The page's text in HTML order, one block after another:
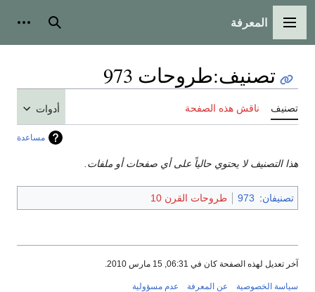
القائمة الرئيسية
المعرفة بحث
تصنيف:طروحات 973
تصنيف ناقش هذه الصفحة أدوات
مساعدة
هذا التصنيف لا يحتوي حالياً على أي صفحات أو ملفات.
تصنيفان:
973 طروحات القرن 10
آخر تعديل لهذه الصفحة كان في 06:31, 15 مارس 2010.
سياسة الخصوصية عن المعرفة عدم مسؤولية